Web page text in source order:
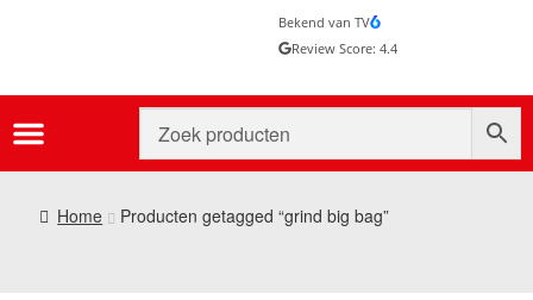
Bekend van TV
Review Score: 4.4
Home Producten getagged “grind big bag”